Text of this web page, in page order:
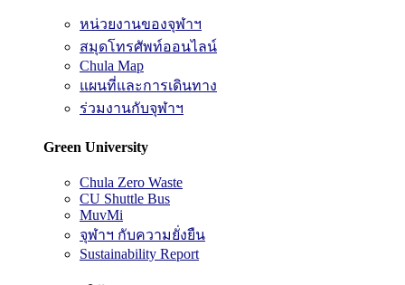
หน่วยงานของจุฬาฯ
สมุดโทรศัพท์ออนไลน์
Chula Map
แผนที่และการเดินทาง
ร่วมงานกับจุฬาฯ
Green University
Chula Zero Waste
CU Shuttle Bus
MuvMi
จุฬาฯ กับความยั่งยืน
Sustainability Report